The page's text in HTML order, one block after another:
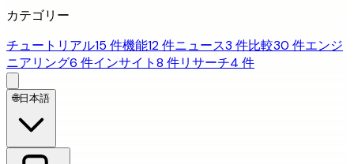
カテゴリー
チュートリアル15 件機能12 件ニュース3 件比較30 件エンジ
ニアリング6 件インサイト8 件リサーチ4 件
🌐日本語